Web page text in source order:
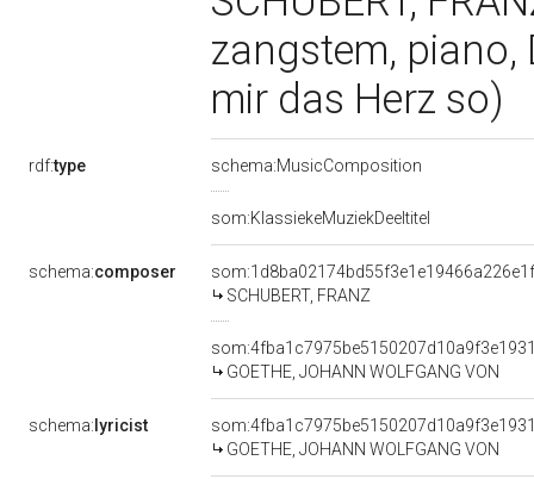
zangstem, piano,
mir das Herz so)
rdf:type schema:MusicComposition
som:KlassiekeMuziekDeeltitel
schema:composer
SCHUBERT, FRANZ
GOETHE, JOHANN WOLFGANG VON
schema: lyricist
GOETHE, JOHANN WOLFGANG VON